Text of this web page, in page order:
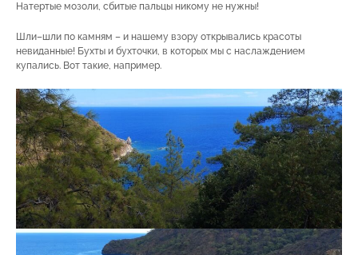
Натертые мозоли, сбитые пальцы никому не нужны!
Шли–шли по камням – и нашему взору открывались красоты
невиданные! Бухты и бухточки, в которых мы с наслаждением
купались. Вот такие, например.